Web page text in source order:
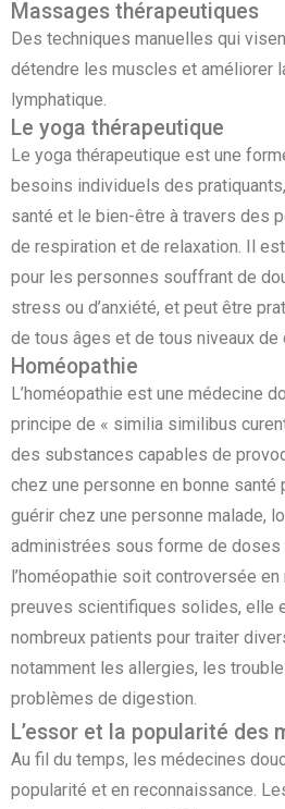
Massages thérapeutiques
Des techniques manuelles qui
détendre les muscles et améliorer
lymphatique.
Le yoga thérapeutique
Le yoga thérapeutique est une
besoins individuels des
santé et le bien-être à travers des
de respiration et de relaxation. Il
pour les personnes souffrant de
stress ou d’anxiété, et peut être
de tous âges et de tous niveaux de
Homéopathie
L’homéopathie est une médecine
principe de « similia similibus
des substances capables de
chez une personne en bonne
guérir chez une personne malade,
administrées sous forme de doses
l’homéopathie soit controversée
preuves scientifiques solides, elle
nombreux patients pour traiter
notamment les allergies, les
problèmes de digestion.
L’essor et la popularité des
Au fil du temps, les médecines
popularité et en reconnaissance.